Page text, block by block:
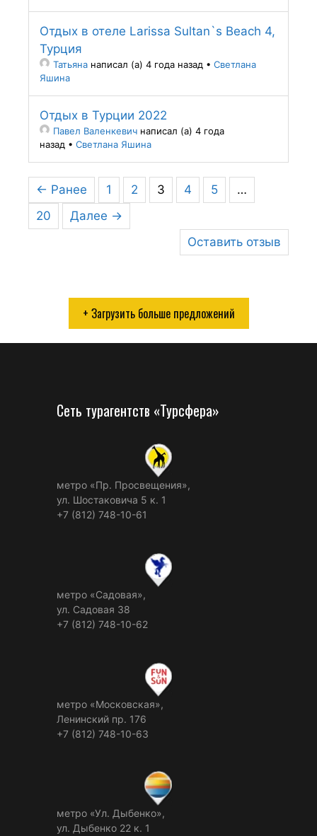
Отдых в отеле Larissa Sultan`s Beach 4,
Турция
Татьяна написал (а) 4 года назад • Светлана
Яшина
Отдых в Турции 2022
Павел Валенкевич написал (а) 4 года
назад • Светлана Яшина
← Ранее 1 2 3 4 5
…
20
Далее →
Оставить отзыв
+ Загрузить больше предложений
Сеть турагентств «Турсфера»
метро «Пр. Просвещения»,
ул. Шостаковича 5 к. 1
+7 (812) 748-10-61
метро «Садовая»,
ул. Садовая 38
+7 (812) 748-10-62
метро «Московская»,
Ленинский пр. 176
+7 (812) 748-10-63
метро «Ул. Дыбенко»,
ул. Дыбенко 22 к. 1